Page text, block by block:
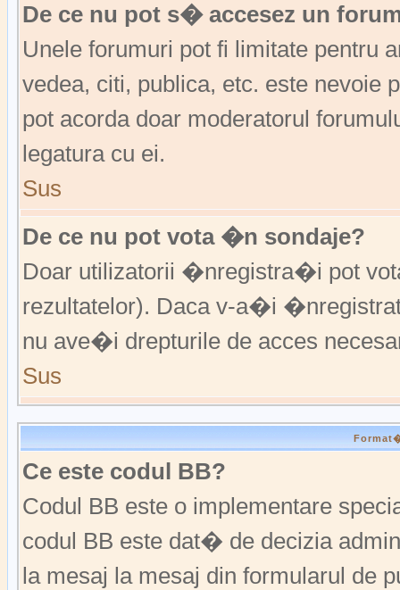
De ce nu pot s� accesez un
Unele forumuri pot fi limitate pentru
vedea, citi, publica, etc. este
pot acorda doar moderatorul
legatura cu ei.
Sus
De ce nu pot vota �n sondaje?
Doar utilizatorii �nregistra�i pot
rezultatelor). Daca v-a�i
nu ave�i drepturile de acces
Sus
Ce este codul BB?
Codul BB este o implementare
codul BB este dat� de decizia
la mesaj la mesaj din formularul de